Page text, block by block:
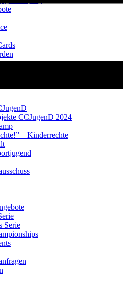
CCJugenD 2024
– Kinderrechte
Serie